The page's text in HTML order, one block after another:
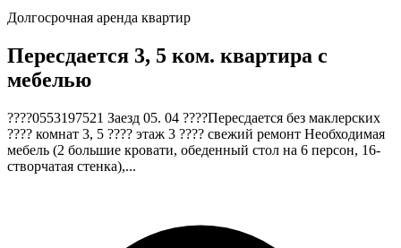
Долгосрочная аренда квартир
Пересдается 3, 5 ком. квартира с
мебелью
????0553197521 Заезд 05. 04 ????Пересдается без маклерских
???? комнат 3, 5 ???? этаж 3 ???? свежий ремонт Необходимая
мебель (2 большие кровати, обеденный стол на 6 персон, 16-
створчатая стенка),...